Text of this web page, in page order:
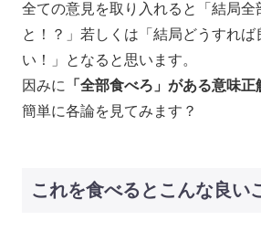
全ての意見を取り入れると「結局全
と！？」若しくは「結局どうすれば
い！」となると思います。
因みに
「全部食べろ」がある意味正
簡単に各論を見てみます？
これを食べるとこんな良い